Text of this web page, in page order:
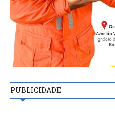
PUBLICIDADE